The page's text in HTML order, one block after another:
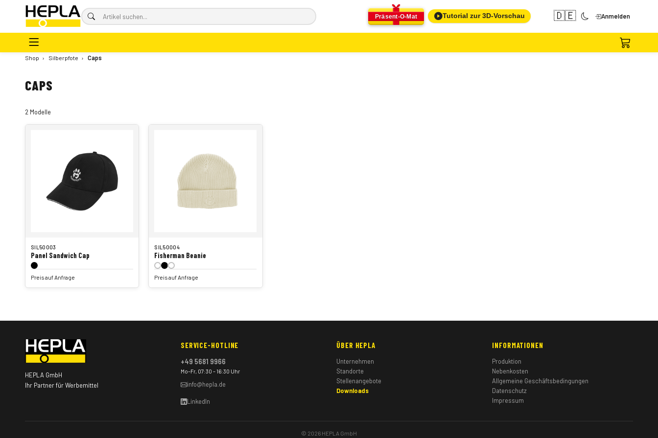
Präsent-O-Mat Tutorial zur 3D-Vorschau 🇩🇪 Anmelden
Shop › Silberpfote › Caps
CAPS
2 Modelle
SIL50003
Panel Sandwich Cap
Preis auf Anfrage
SIL50004
Fisherman Beanie
Preis auf Anfrage
HEPLA GmbH
Ihr Partner für Werbemittel
SERVICE-HOTLINE
+49 5681 9966
Mo–Fr, 07:30 – 16:30 Uhr
info@hepla.de
LinkedIn
ÜBER HEPLA
Unternehmen
Standorte
Stellenangebote
Downloads
INFORMATIONEN
Produktion
Nebenkosten
Allgemeine Geschäftsbedingungen
Datenschutz
Impressum
© 2026 HEPLA GmbH